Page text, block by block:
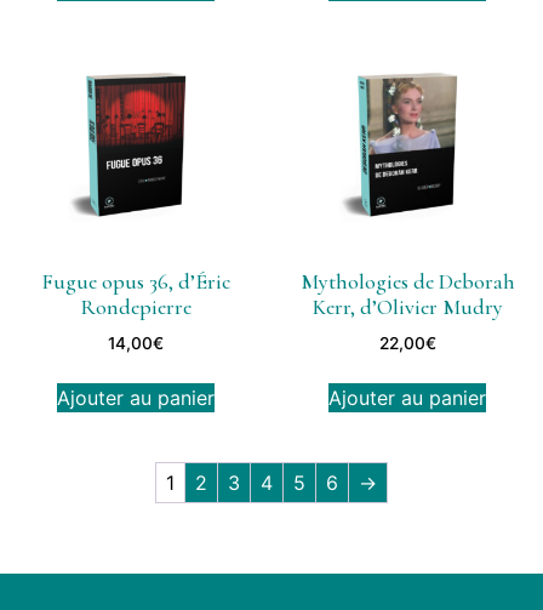
Fugue opus 36, d’Éric
Rondepierre
14,00€
Ajouter au panier
Mythologies de Deborah
Kerr, d’Olivier Mudry
22,00€
Ajouter au panier
1 2 3 4 5 6 →